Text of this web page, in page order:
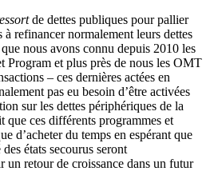
de dettes publiques pour pallier
à refinancer normalement leurs dettes
nous avons connu depuis 2010 les
Program et plus près de nous les OMT
– ces dernières actées en
pas eu besoin d’être activées
sur les dettes périphériques de la
que ces différents programmes et
d’acheter du temps en espérant que
états secourus seront
un retour de croissance dans un futur